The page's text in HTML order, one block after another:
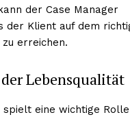
der Case Manager
der Klient auf dem
erreichen.
Lebensqualität
spielt eine wichtige